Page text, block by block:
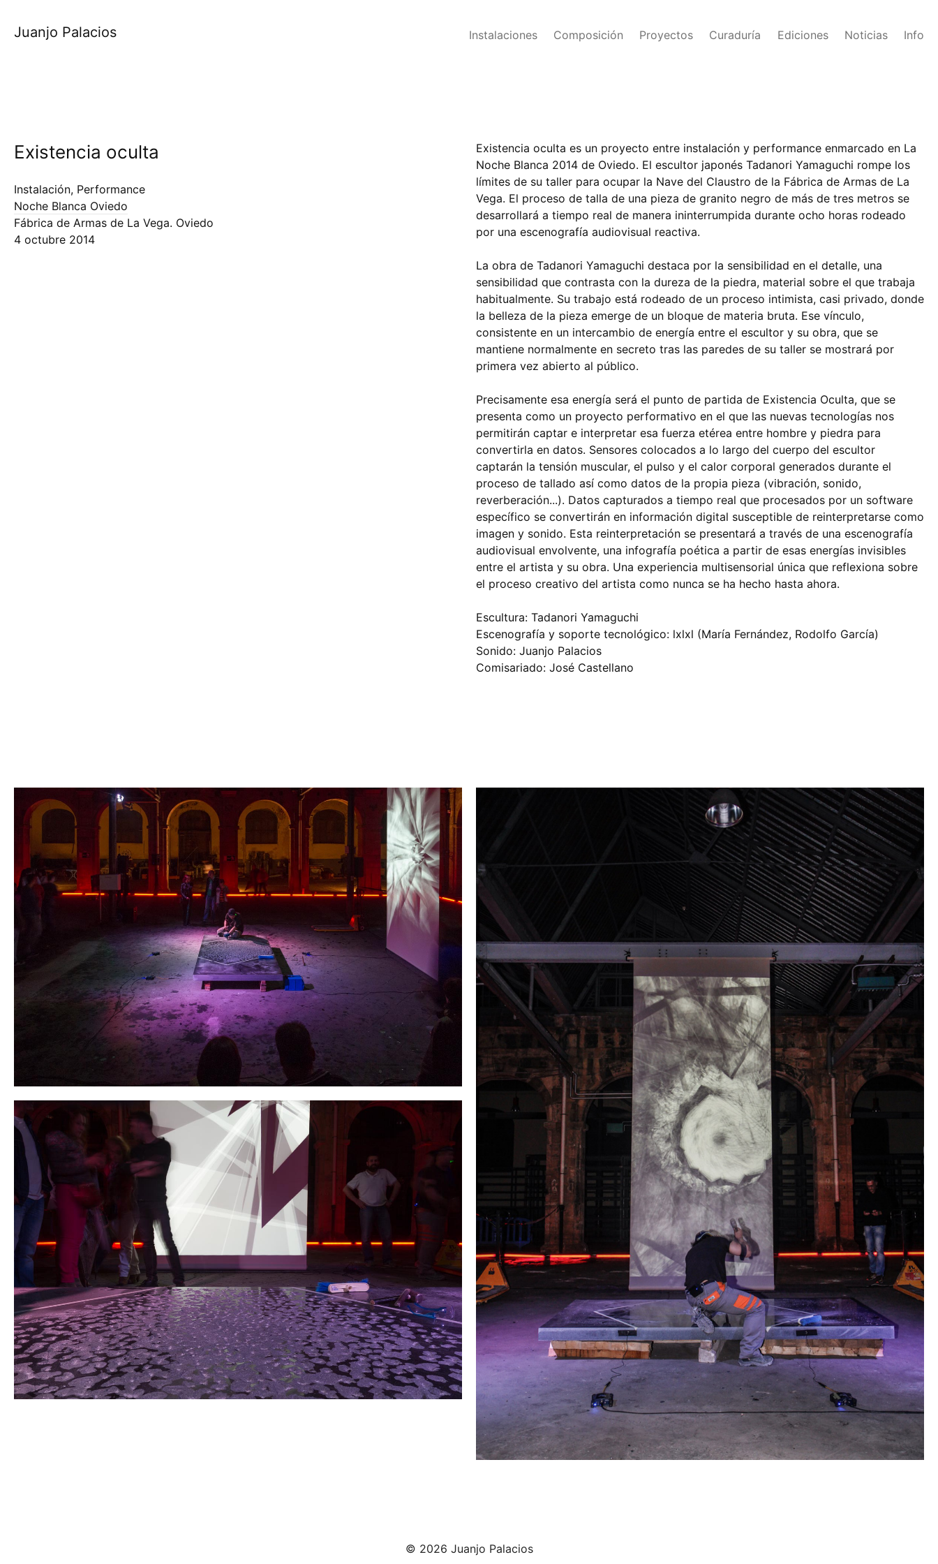
Juanjo Palacios Instalaciones Composición Proyectos Curaduría Ediciones Noticias Info
Existencia oculta
Instalación, Performance
Noche Blanca Oviedo
Fábrica de Armas de La Vega. Oviedo
4 octubre 2014
Existencia oculta es un proyecto entre instalación y performance enmarcado en La
Noche Blanca 2014 de Oviedo. El escultor japonés Tadanori Yamaguchi rompe los
límites de su taller para ocupar la Nave del Claustro de la Fábrica de Armas de La
Vega. El proceso de talla de una pieza de granito negro de más de tres metros se
desarrollará a tiempo real de manera ininterrumpida durante ocho horas rodeado
por una escenografía audiovisual reactiva.
La obra de Tadanori Yamaguchi destaca por la sensibilidad en el detalle, una
sensibilidad que contrasta con la dureza de la piedra, material sobre el que trabaja
habitualmente. Su trabajo está rodeado de un proceso intimista, casi privado, donde
la belleza de la pieza emerge de un bloque de materia bruta. Ese vínculo,
consistente en un intercambio de energía entre el escultor y su obra, que se
mantiene normalmente en secreto tras las paredes de su taller se mostrará por
primera vez abierto al público.
Precisamente esa energía será el punto de partida de Existencia Oculta, que se
presenta como un proyecto performativo en el que las nuevas tecnologías nos
permitirán captar e interpretar esa fuerza etérea entre hombre y piedra para
convertirla en datos. Sensores colocados a lo largo del cuerpo del escultor
captarán la tensión muscular, el pulso y el calor corporal generados durante el
proceso de tallado así como datos de la propia pieza (vibración, sonido,
reverberación...). Datos capturados a tiempo real que procesados por un software
específico se convertirán en información digital susceptible de reinterpretarse como
imagen y sonido. Esta reinterpretación se presentará a través de una escenografía
audiovisual envolvente, una infografía poética a partir de esas energías invisibles
entre el artista y su obra. Una experiencia multisensorial única que reflexiona sobre
el proceso creativo del artista como nunca se ha hecho hasta ahora.
Escultura: Tadanori Yamaguchi
Escenografía y soporte tecnológico: lxlxl (María Fernández, Rodolfo García)
Sonido: Juanjo Palacios
Comisariado: José Castellano
© 2026 Juanjo Palacios